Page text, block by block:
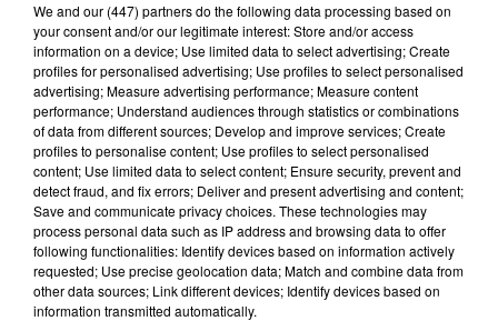
Lecture (4 min 30 sec)
100%
We and our (447) partnersdo the following data processing based on
your consent and/or our legitimate interest: Store and/or access
information on a device; Use limited data to select advertising; Create
profiles for personalised advertising; Use profiles to select personalised
advertising; Measure advertising performance; Measure content
performance; Understand audiences through statistics or combinations
of data from different sources; Develop and improve services; Create
profiles to personalise content; Use profiles to select personalised
content; Use limited data to select content; Ensure security, prevent and
detect fraud, and fix errors; Deliver and present advertising and content;
Save and communicate privacy choices. These technologies may
process personal data such as IP address and browsing data to offer
following functionalities: Identify devices based on information actively
requested; Use precise geolocation data; Match and combine data from
other data sources; Link different devices; Identify devices based on
information transmitted automatically.